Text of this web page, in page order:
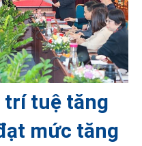
trí tuệ tăng
mức tăng